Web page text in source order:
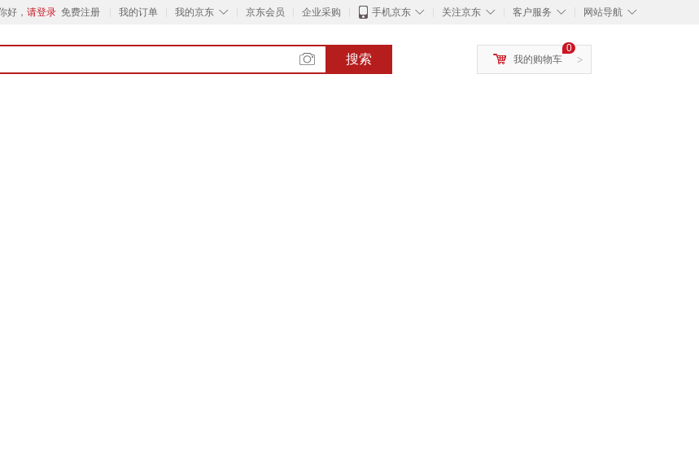
好， 请登录 免费注册 我的订单 ◇
我的京东 京东会员 企业采购 ◇
手机京东 ◇
关注京东 ◇
客户服务 ◇
网站导航
搜索 >
0
我的购物车